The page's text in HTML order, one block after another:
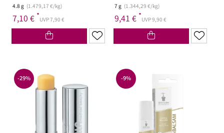
4.8 g (1.479,17 €/kg)
7,10 € *UVP 7,90 €
7 g (1.344,29 €/kg)
9,41 € *UVP 9,90 €
-29% -9%